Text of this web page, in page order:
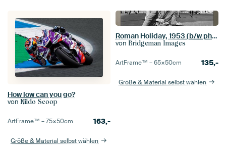
How low can you go?
von Nildo Scoop
ArtFrame™ –75×50cm 163,-
Größe & Material selbst wählen
Roman Holiday, 1953 (b/w photo)
von Bridgeman Images
ArtFrame™ –65×50cm 135,-
Größe & Material selbst wählen